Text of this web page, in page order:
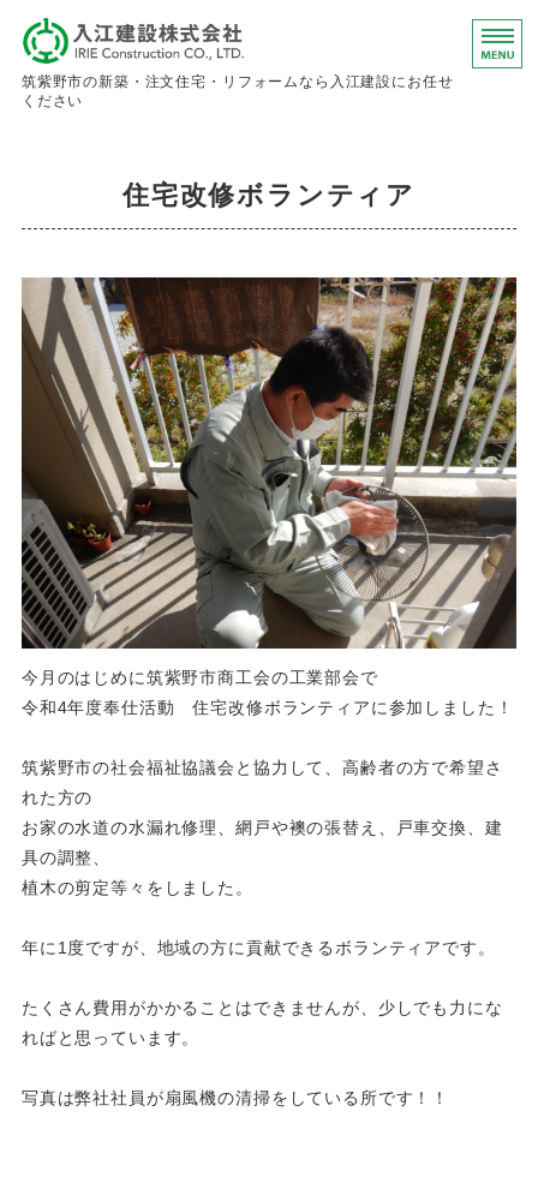
入江建設株
筑紫野市の新築・注文住宅・リフォームなら入江建設にお任せ
ください
お問い合わせ
求人情報
住宅改修ボランティア
今月のはじめに筑紫野市商工会の工業部会で
令和4年度奉仕活動 住宅改修ボランティアに参加しました！
筑紫野市の社会福祉協議会と協力して、高齢者の方で希望さ
れた方の
お家の水道の水漏れ修理、網戸や襖の張替え、戸車交換、建
具の調整、
植木の剪定等々をしました。
年に1度ですが、地域の方に貢献できるボランティアです。
たくさん費用がかかることはできませんが、少しでも力にな
ればと思っています。
写真は弊社社員が扇風機の清掃をしている所です！！